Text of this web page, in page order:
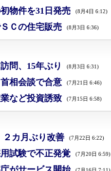
物件を31日発売 (8月4日 6:12)
Ｃの住宅販売 (8月3日 6:36)
問、15年ぶり (8月3日 6:31)
相会談で合意 (7月21日 6:46)
など投資誘致 (7月15日 6:58)
２カ月ぶり改善 (7月22日 6:22)
試験で不正発覚 (7月20日 6:59)